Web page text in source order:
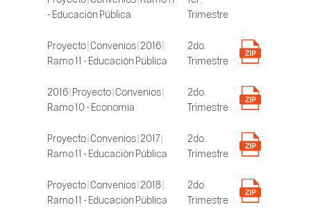
- Educación Pública
Trimestre
Proyecto | Convenios | 2016 |
Ramo 11 - Educación Pública
2do.
Trimestre
2016 | Proyecto | Convenios |
Ramo 10 - Economía
2do.
Trimestre
Proyecto | Convenios | 2017 |
Ramo 11 - Educación Pública
2do.
Trimestre
Proyecto | Convenios | 2018 |
Ramo 11 - Educación Pública
2do.
Trimestre